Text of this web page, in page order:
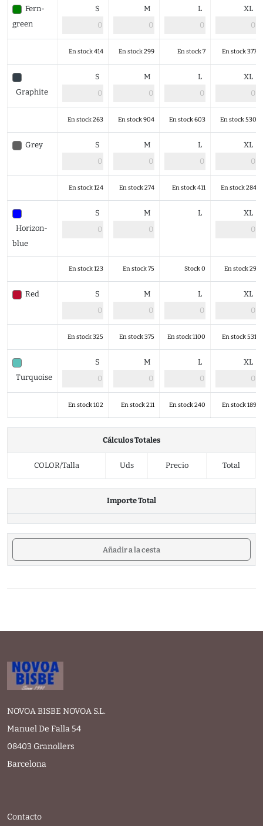
Fern-
green
S M L XL
En stock 414 En stock 299 En stock 7 En stock 377
Graphite
S M L XL
En stock 263 En stock 904 En stock 603 En stock 530
Grey S M L XL
En stock 124 En stock 274 En stock 411 En stock 284
Horizon-
blue
S M L XL
En stock 123 En stock 75 Stock 0 En stock 29
Red S M L XL
En stock 325 En stock 375 En stock 1100 En stock 531
Turquoise
S M L XL
En stock 102 En stock 211 En stock 240 En stock 189
Cálculos Totales
COLOR/Talla Uds Precio Total
Importe Total
Añadir a la cesta
NOVOA BISBE NOVOA S.L.
Manuel De Falla 54
08403 Granollers
Barcelona
Contacto